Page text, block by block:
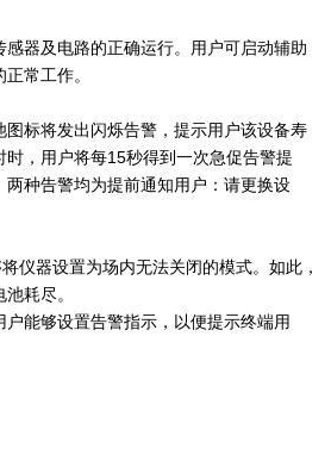
感器及电路的正确运行。用户可启动辅助
常工作。
图标将发出闪烁告警，提示用户该设备寿
，用户将每15秒得到一次急促告警提
种告警均为提前通知用户：请更换设
仪器设置为场内无法关闭的模式。如此，
耗尽。
户能够设置告警指示，以便提示终端用